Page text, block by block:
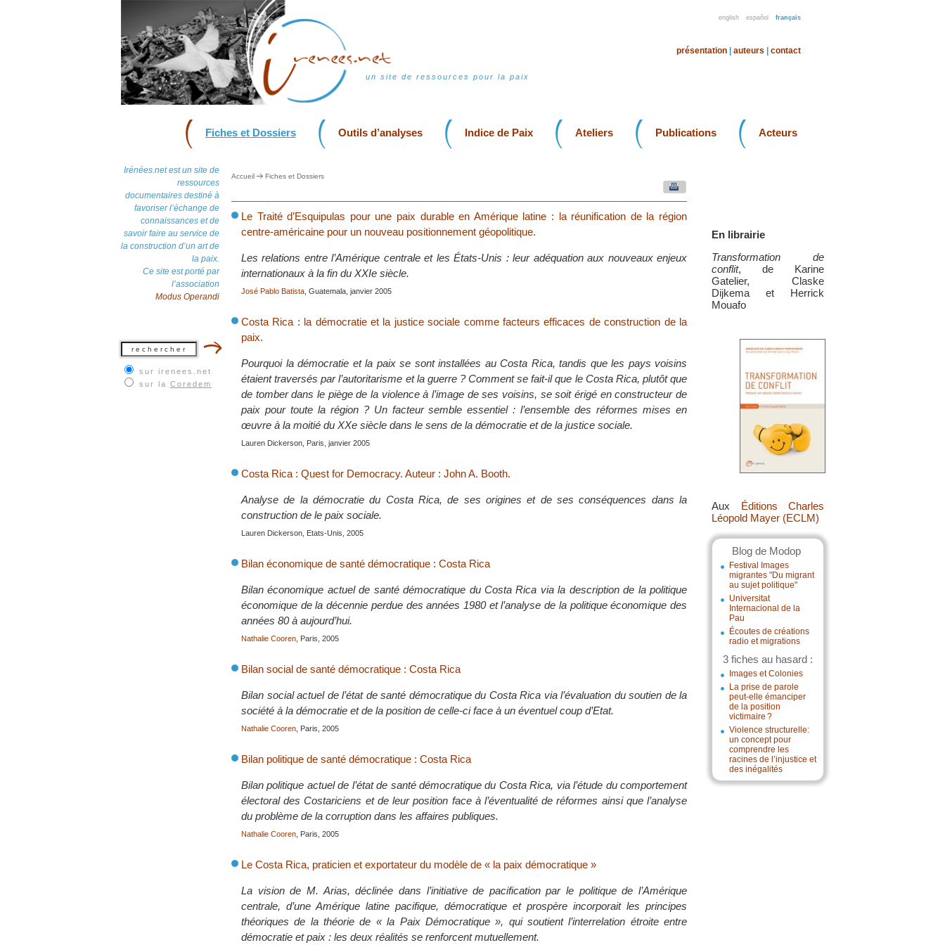
english español français
un site de ressources pour la paix
présentation auteurs contact
Fiches et Dossiers Outils d’analyses Indice de Paix Ateliers Publications Acteurs
Irénées.net est un site de
ressources
documentaires destiné à
favoriser l’échange de
connaissances et de
savoir faire au service de
la construction d’un art de
la paix.
Ce site est porté par
l’association
Modus Operandi
sur irenees.net
sur la Coredem
En librairie
Transformation de
conflit, de Karine
Gatelier, Claske
Dijkema et Herrick
Mouafo
Aux Éditions Charles
Léopold Mayer (ECLM)
Blog de Modop
Festival Images
migrantes "Du migrant
au sujet politique"
Universitat
Internacional de la
Pau
Écoutes de créations
radio et migrations
3 fiches au hasard :
Images et Colonies
La prise de parole
peut-elle émanciper
de la position
victimaire ?
Violence structurelle:
un concept pour
comprendre les
racines de l’injustice et
des inégalités
Accueil Fiches et Dossiers
Le Traité d’Esquipulas pour une paix durable en Amérique latine : la réunification de la région
centre-américaine pour un nouveau positionnement géopolitique.
Les relations entre l’Amérique centrale et les États-Unis : leur adéquation aux nouveaux enjeux
internationaux à la fin du XXIe siècle.
José Pablo Batista , Guatemala, janvier 2005
Costa Rica : la démocratie et la justice sociale comme facteurs efficaces de construction de la
paix.
Pourquoi la démocratie et la paix se sont installées au Costa Rica, tandis que les pays voisins
étaient traversés par l’autoritarisme et la guerre ? Comment se fait-il que le Costa Rica, plutôt que
de tomber dans le piège de la violence à l’image de ses voisins, se soit érigé en constructeur de
paix pour toute la région ? Un facteur semble essentiel : l’ensemble des réformes mises en
œuvre à la moitié du XXe siècle dans le sens de la démocratie et de la justice sociale.
Lauren Dickerson, Paris, janvier 2005
Costa Rica : Quest for Democracy. Auteur : John A. Booth.
Analyse de la démocratie du Costa Rica, de ses origines et de ses conséquences dans la
construction de le paix sociale.
Lauren Dickerson, Etats-Unis, 2005
Bilan économique de santé démocratique : Costa Rica
Bilan économique actuel de santé démocratique du Costa Rica via la description de la politique
économique de la décennie perdue des années 1980 et l’analyse de la politique économique des
années 80 à aujourd’hui.
Nathalie Cooren , Paris, 2005
Bilan social de santé démocratique : Costa Rica
Bilan social actuel de l’état de santé démocratique du Costa Rica via l’évaluation du soutien de la
société à la démocratie et de la position de celle-ci face à un éventuel coup d’Etat.
Nathalie Cooren , Paris, 2005
Bilan politique de santé démocratique : Costa Rica
Bilan politique actuel de l’état de santé démocratique du Costa Rica, via l’étude du comportement
électoral des Costariciens et de leur position face à l’éventualité de réformes ainsi que l’analyse
du problème de la corruption dans les affaires publiques.
Nathalie Cooren , Paris, 2005
Le Costa Rica, praticien et exportateur du modèle de « la paix démocratique »
La vision de M. Arias, déclinée dans l’initiative de pacification par le politique de l’Amérique
centrale, d’une Amérique latine pacifique, démocratique et prospère incorporait les principes
théoriques de la théorie de « la Paix Démocratique », qui soutient l’interrelation étroite entre
démocratie et paix : les deux réalités se renforcent mutuellement.